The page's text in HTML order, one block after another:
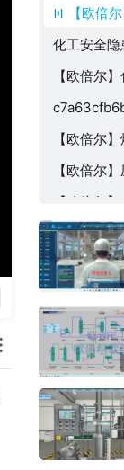
应急处置
【欧倍
氨泄漏
化工安全
仿真软件
【欧倍尔
作业安全类
【欧倍尔
虚拟仿真
【欧倍尔
应急处理
【欧倍尔
件
【欧倍尔
）
【欧倍尔
软件（专职
【欧倍尔
（仪表类）
【欧倍尔
（工艺技术
危化企业如
？焊接虚拟
危险化学
模拟危化
粉尘爆炸
亲历粉尘爆
化工安全隐